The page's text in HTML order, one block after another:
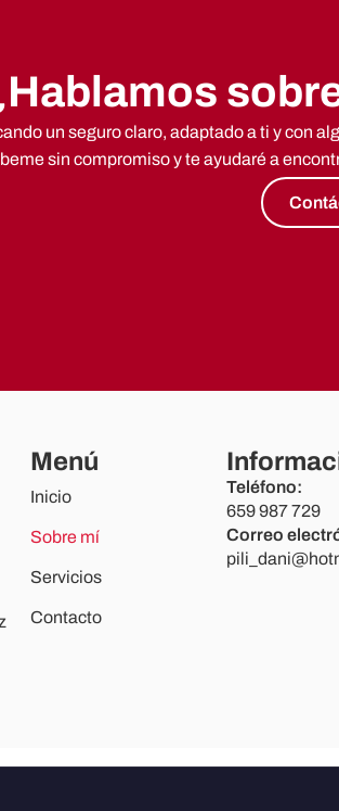
un seguro claro, adaptado a ti y con
sin compromiso y te ayudaré a
Menú
Inicio
Sobre mí
Servicios
Contacto
Teléfono:
659 987 729
Correo